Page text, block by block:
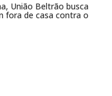
União Beltrão busca
fora de casa contra o